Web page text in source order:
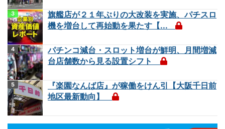
旗艦店が２１年ぶりの大改装を実施、パチスロ
機を増台して再始動を果たす【...
パチンコ減台・スロット増台が鮮明、月間増減
台店舗数から見る設置シフト
『楽園なんば店』が稼働をけん引【大阪千日前
地区最新動向】